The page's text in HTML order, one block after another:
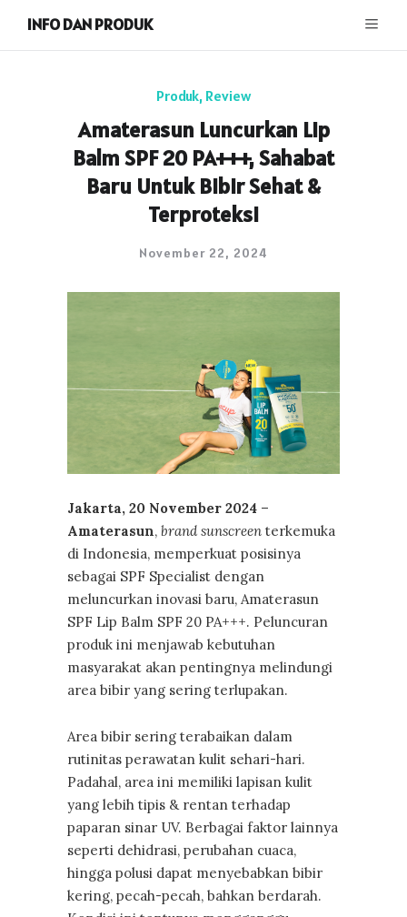
INFO DAN PRODUK
Produk, Review
Amaterasun Luncurkan Lip
Balm SPF 20 PA+++, Sahabat
Baru Untuk Bibir Sehat &
Terproteksi
November 22, 2024
Jakarta, 20 November 2024 –
Amaterasun, brand sunscreen terkemuka
di Indonesia, memperkuat posisinya
sebagai SPF Specialist dengan
meluncurkan inovasi baru, Amaterasun
SPF Lip Balm SPF 20 PA+++. Peluncuran
produk ini menjawab kebutuhan
masyarakat akan pentingnya melindungi
area bibir yang sering terlupakan.
Area bibir sering terabaikan dalam
rutinitas perawatan kulit sehari-hari.
Padahal, area ini memiliki lapisan kulit
yang lebih tipis & rentan terhadap
paparan sinar UV. Berbagai faktor lainnya
seperti dehidrasi, perubahan cuaca,
hingga polusi dapat menyebabkan bibir
kering, pecah-pecah, bahkan berdarah.